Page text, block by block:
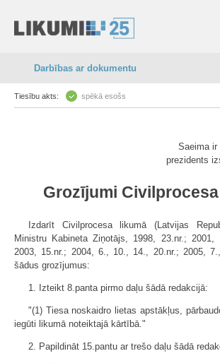
Darbības ar dokumentu
Tiesību akts: spēkā esošs
Saeima ir
prezidents
Grozījumi
Izdarīt Civilprocesa likumā (Latvijas
Ministru Kabineta Ziņotājs, 1998, 23.nr.; 2001,
2003, 15.nr.; 2004, 6., 10., 14., 20.nr.; 2005,
šādus grozījumus:
1. Izteikt 8.panta pirmo daļu šādā redakcijā:
"(1) Tiesa noskaidro lietas apstākļus,
iegūti likumā noteiktajā kārtībā."
2. Papildināt 15.pantu ar trešo daļu šādā